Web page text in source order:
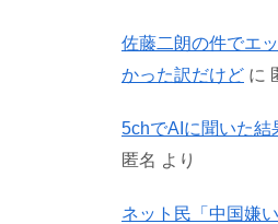
佐藤二朗の件でエ
かった訳だけど に
5chでAIに聞いた
匿名 より
ネット民「中国嫌